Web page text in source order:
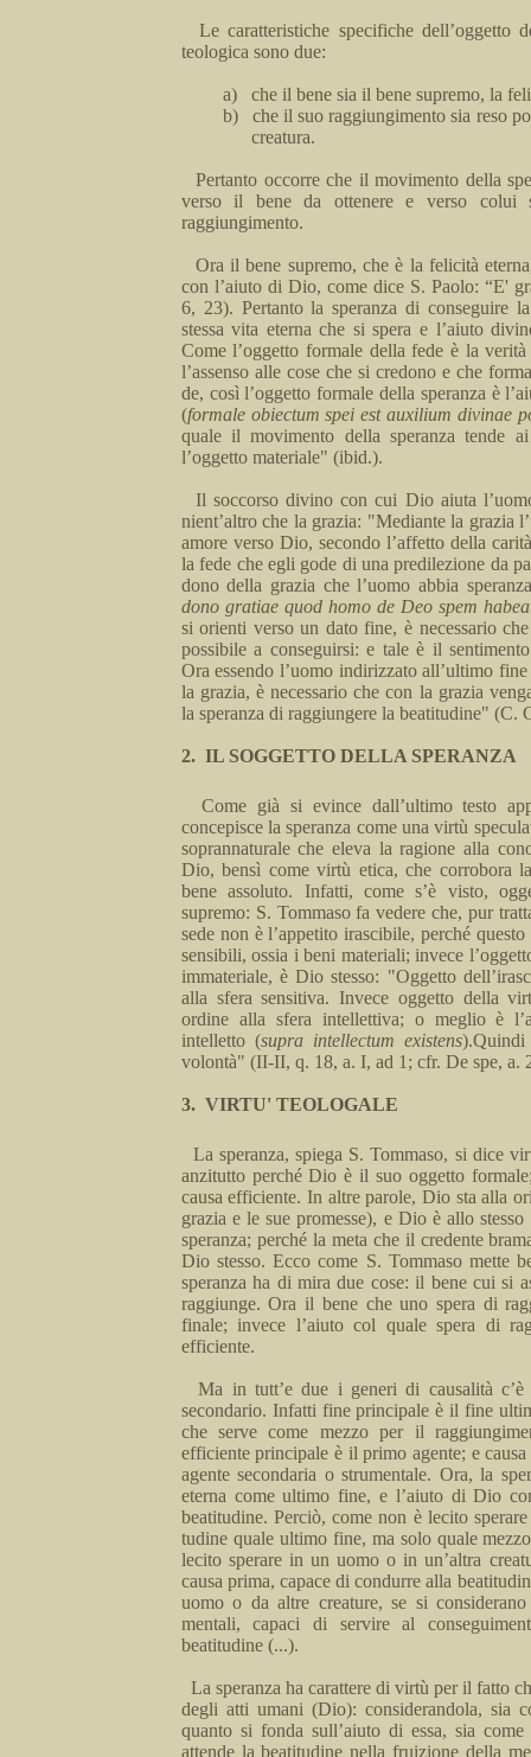
Le caratteri­stiche specifiche dell’oggetto
teologica sono due:
a) che il bene sia il benesupremo, la
b)
che il suo raggiungimento sia reso
creatura.
Pertanto occorre che il movimento della
verso il be­neda ottenere e verso colui
raggiungimento.
Ora il bene su­premo, che è la felicità
con l’aiuto di Dio, come dice S. Paolo: “E'
6, 23). Pertanto la speranzadi con­seguire
stessa vita eterna che si spera e l’aiuto
Come l’oggetto forma­le della fede è la
l’assenso alle cose che si credono e che
de, così l’oggetto formale della speranza è
(formale obiectum spei estauxilium divinae
qualeil movimento della speranza tende
l’oggetto materiale" (ibid.).
Il soccorso divino con cui Dio aiuta
nient’altro che la grazia: "Mediante la grazia
amore verso Dio, secondo l’affetto della
la fede che egli gode di una predilezione da
dono della grazia che l’uomoabbia
dono gratiae quodhomo de Deospem
si orienti verso un dato fine, è necessario
possibile a conseguirsi: e tale è il
Ora essendo l’uomo indirizzato all’ultimo fi­ne
la grazia, è necessario che con la grazia
la speranza di rag­giungere la beatitudine" (C.
2. IL SOGGETTO DELLA SPERANZA
Come già si evince dall’ultimo testo
concepisce la speranza come una virtù
soprannaturale che eleva la ragione alla
Dio, bensì come virtù etica, che corrobora
bene assoluto. In­fatti, come s’è visto,
supremo: S. Tommaso fa vedere che, pur
sede non è l’ap­petito irascibile, perché
sensibili, ossia i beni ma­teriali; invece
immateriale, è Dio stesso: "Oggetto
alla sfera sensitiva. Invece oggetto della
ordine alla sfera intellettiva; o meglio è
intelletto (supra intellectum exi­stens).Quindi
volontà" (II-II, q. 18, a. I, ad 1; cfr. De spe, a.
3. VIRTU' TEOLOGALE
La speranza, spiega S. Tommaso, si dice
anzitutto perché Dio è il suo oggetto
causa efficiente. In altre parole, Dio staalla
grazia e le sue promesse), e Dio è allo
speranza; perché la meta che il credente
Dio stesso.Ecco come S. Tommaso mette
speranza ha di mira due cose: il bene cui si
raggiunge. Ora il bene cheuno spera di
finale; invece l’aiuto col quale spera di
efficiente.
Ma intutt’e due i generi di causalità c’è
secondario. Infatti fine principale è il fine
che serve come mezzo per il
efficiente principale è il primo agente; e
agente se­condaria o strumentale. Ora, la
eterna come ultimo fi­ne, e l’aiuto di Dio
beatitudine. Perciò, come non è lecito
tudine quale ultimo fine, ma solo quale
lecito spe­rare in un uomo o in un’altra
causa prima, capace di condurre alla
uomo o da altre creature, se si
mentali, capaci di servire al
beatitudine (...).
La speranza ha carattere di virtù per il fatto
degli atti umani (Dio): considerandola, sia
quanto si fonda sul­l’aiuto di essa, sia come
attende la beatitudine nella frui­zione della